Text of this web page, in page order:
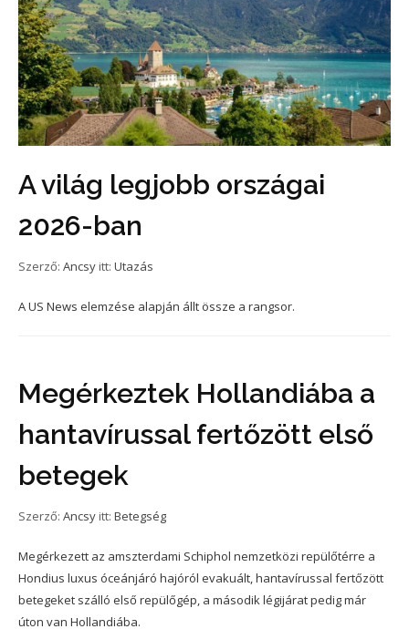
A világ legjobb országai
2026-ban
Szerző: Ancsy itt: Utazás
A US News elemzése alapján állt össze a rangsor.
Megérkeztek Hollandiába a
hantavírussal fertőzött első
betegek
Szerző: Ancsy itt: Betegség
Megérkezett az amszterdami Schiphol nemzetközi repülőtérre a
Hondius luxus óceánjáró hajóról evakuált, hantavírussal fertőzött
betegeket szálló első repülőgép, a második légijárat pedig már
úton van Hollandiába.